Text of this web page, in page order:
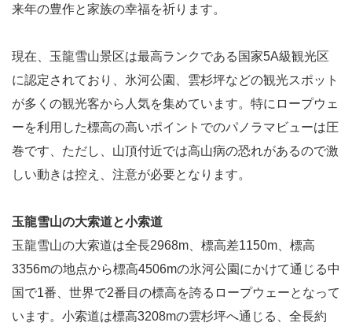
来年の豊作と家族の幸福を祈ります。
現在、玉龍雪山景区は最高ランクである国家5A級観光区
に認定されており、氷河公園、雲杉坪などの観光スポット
が多くの観光客から人気を集めています。特にロープウェ
ーを利用した標高の高いポイントでのパノラマビューは圧
巻です、ただし、山頂付近では高山病の恐れがあるので激
しい動きは控え、注意が必要となります。
玉龍雪山の大索道と小索道
玉龍雪山の大索道は全長2968m、標高差1150m、標高
3356mの地点から標高4506mの氷河公園にかけて通じる中
国で1番、世界で2番目の標高を誇るロープウェーとなって
います。小索道は標高3208mの雲杉坪へ通じる、全長約